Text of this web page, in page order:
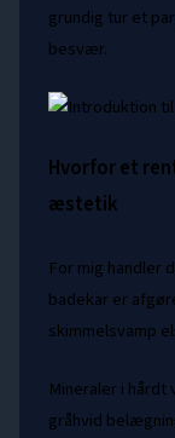
grundig tur et
besvær.
Hvorfor et
æstetik
For mig handler
badekar er
skimmelsvamp
Mineraler i
gråhvid